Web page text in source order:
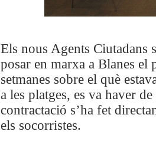
Els nous Agents Ciutadans
posar en marxa a Blanes el
setmanes sobre el què
a les platges, es va haver
contractació s’ha fet
els socorristes.